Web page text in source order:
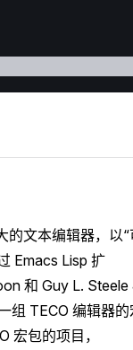
的文本编辑器，以“
Emacs Lisp 扩
和 Guy L. Steele
组 TECO 编辑器的
宏包的项目，